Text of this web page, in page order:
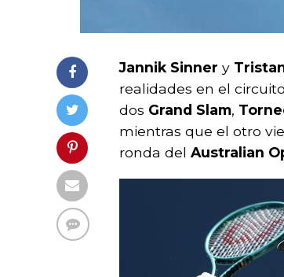
Jannik Sinner y
realidades en el
dos Grand Slam,
mientras que el otro
ronda del Australian